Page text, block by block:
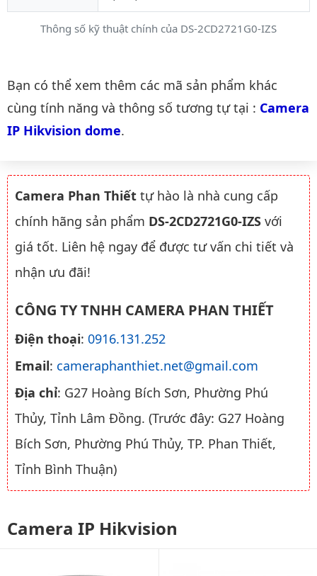
Thông số kỹ thuật chính của DS-2CD2721G0-IZS
Danh mục liên quan
Bạn có thể xem thêm các mã sản phẩm khác
cùng tính năng và thông số tương tự tại : Camera
IP Hikvision dome.
Camera Phan Thiết tự hào là nhà cung cấp
chính hãng sản phẩm DS-2CD2721G0-IZS với
giá tốt. Liên hệ ngay để được tư vấn chi tiết và
nhận ưu đãi!
CÔNG TY TNHH CAMERA PHAN THIẾT
Điện thoại: 0916.131.252
Email: cameraphanthiet.net@gmail.com
Địa chỉ: G27 Hoàng Bích Sơn, Phường Phú
Thủy, Tỉnh Lâm Đồng. (Trước đây: G27 Hoàng
Bích Sơn, Phường Phú Thủy, TP. Phan Thiết,
Tỉnh Bình Thuận)
Camera IP Hikvision